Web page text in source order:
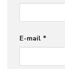
E-mail *